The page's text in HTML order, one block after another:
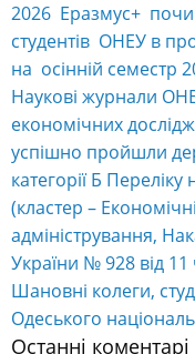
2026 Еразмус+
студентів ОНЕУ в
на осінній семестр
Наукові журнали
економічних
успішно пройшли
категорії Б
(кластер –
адміністрування,
України № 928 від
Шановні колеги,
Одеського
Останні коментарі